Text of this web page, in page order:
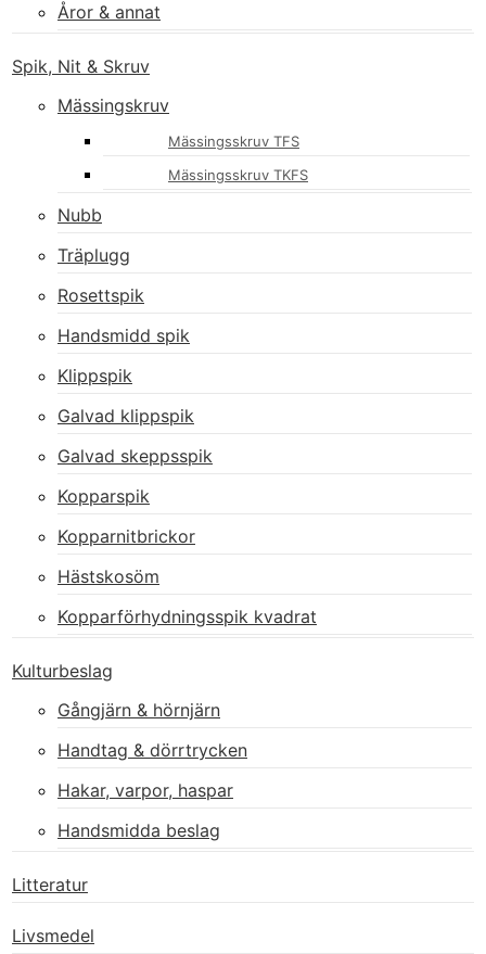
Åror & annat
Spik, Nit & Skruv
Mässingskruv
Mässingsskruv TFS
Mässingsskruv TKFS
Nubb
Träplugg
Rosettspik
Handsmidd spik
Klippspik
Galvad klippspik
Galvad skeppsspik
Kopparspik
Kopparnitbrickor
Hästskosöm
Kopparförhydningsspik kvadrat
Kulturbeslag
Gångjärn & hörnjärn
Handtag & dörrtrycken
Hakar, varpor, haspar
Handsmidda beslag
Litteratur
Livsmedel